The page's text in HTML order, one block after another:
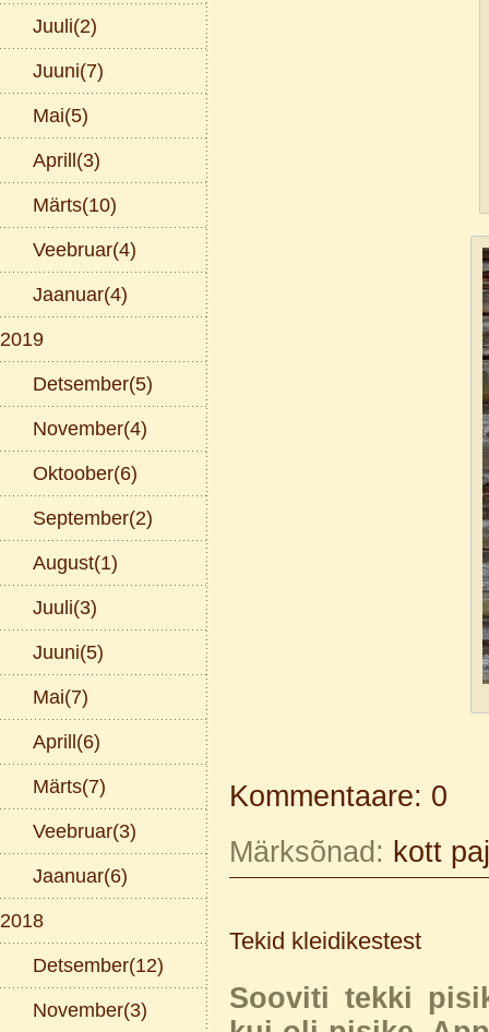
Juuli(2)
Juuni(7)
Mai(5)
Aprill(3)
Märts(10)
Veebruar(4)
Jaanuar(4)
2019
Detsember(5)
November(4)
Oktoober(6)
September(2)
August(1)
Juuli(3)
Juuni(5)
Mai(7)
Aprill(6)
Märts(7)
Veebruar(3)
Jaanuar(6)
2018
Detsember(12)
November(3)
Kommentaare: 0
Märksõnad: kott
Tekid kleidikestest
Sooviti tekki